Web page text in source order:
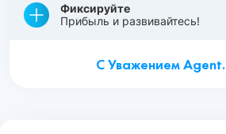
Фиксируйте
Прибыль и развивайтесь!
С Уважением